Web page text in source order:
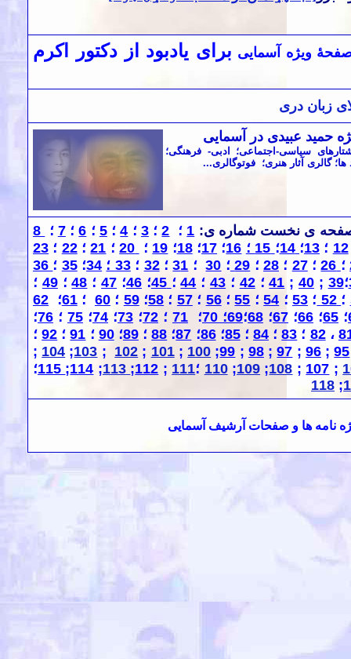
ویژه آسمایی برای یادبود از دکتور اکرم
زبان دری
حمید عبیدی در آسمایی
سياسی-اجتماعی؛ ادبی- فرهنگی؛
گالری آثار هنری؛ فوتوگالری...
ی نخست شمارهی:
1 ؛ 2؛ 3 ؛ 4؛ 5 ؛ 6 ؛7 ؛
12 ؛13؛ 14 ؛ 16؛ 17؛18؛ 19 ؛ ؛ 21؛22 ؛ 23
؛ ؛27 ؛28 ؛ 29 ؛ 30 ؛ 31 ؛32 ؛ 33 ؛ 34؛35 ؛
؛39
;
40
;
41؛42 ؛ 43؛ 44؛ 45 ؛46؛ 47؛ 48؛49 ؛
؛ 52 ؛ 53؛ 54؛ 55؛56 ؛57 ؛ 58؛59 ؛ 60 ؛61؛ 62
؛ 65؛ 66؛ 67؛ 68؛69؛ ؛ 71 ؛ 72؛ 73؛ 74؛ 75 ؛ 76؛
،82 ؛ 83؛84 ؛85؛86؛ 87؛ 88؛89؛90 ؛ 91 ؛ 92؛
95
;
96
;
97
;
98
;
99
;
100
;
101
;
102
;
103
;
104
;
;
107
;
108
;
109
;
110 ؛111
;
112
;
113
;
114
;
؛
;
118
نامه ها و صفحات آرشیف آسمایی